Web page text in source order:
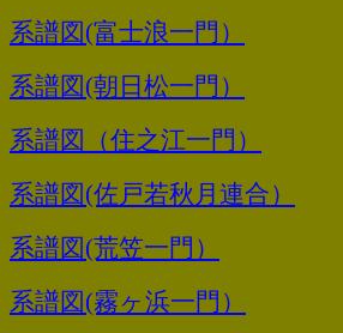
系譜図(富士浪一門）
系譜図(朝日松一門）
系譜図（住之江一門）
系譜図(佐戸若秋月連合）
系譜図(荒笠一門）
系譜図(霧ヶ浜一門）